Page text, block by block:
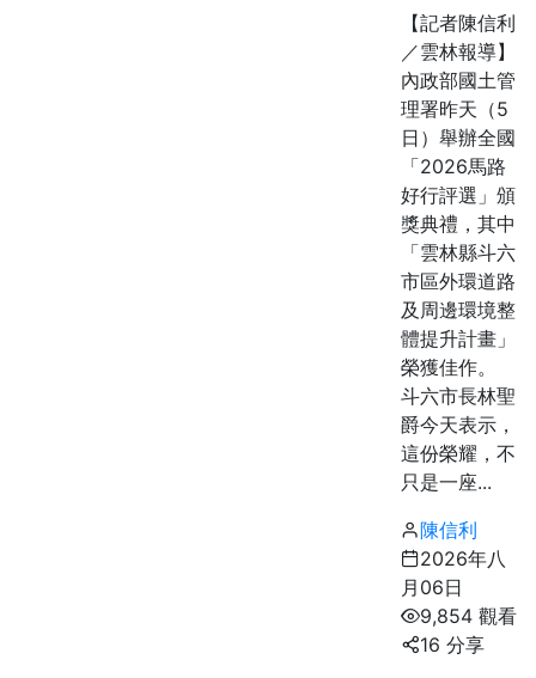
【記者陳信利
／雲林報導】
內政部國土管
理署昨天（5
日）舉辦全國
「2026馬路
好行評選」頒
獎典禮，其中
「雲林縣斗六
市區外環道路
及周邊環境整
體提升計畫」
榮獲佳作。
斗六市長林聖
爵今天表示，
這份榮耀，不
只是一座...
陳信利
2026年八
月06日
9,854 觀看
16 分享